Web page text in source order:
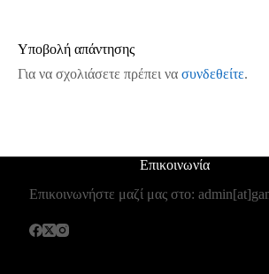
Υποβολή απάντησης
Για να σχολιάσετε πρέπει να συνδεθείτε.
Επικοινωνία
Επικοινωνήστε μαζί μας στο: